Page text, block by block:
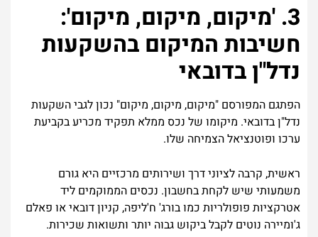
3. 'מיקום, מיקום, מיקום':
חשיבות המיקום בהשקעות
נדל"ן בדובאי
הפתגם המפורסם "מיקום, מיקום, מיקום" נכון לגבי השקעות
נדל"ן בדובאי. מיקומו של נכס ממלא תפקיד מכריע בקביעת
ערכו ופוטנציאל הצמיחה שלו.
ראשית, קרבה לציוני דרך ושירותים מרכזיים היא גורם
משמעותי שיש לקחת בחשבון. נכסים הממוקמים ליד
אטרקציות פופולריות כמו בורג' ח'ליפה, קניון דובאי או פאלם
ג'ומיירה נוטים לקבל ביקוש גבוה יותר ותשואות שכירות.